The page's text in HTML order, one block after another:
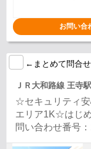
お問い合
←まとめて問合せ
ＪＲ大和路線 王寺
☆セキュリティ
エリア1K☆はじ
問い合わせ番号